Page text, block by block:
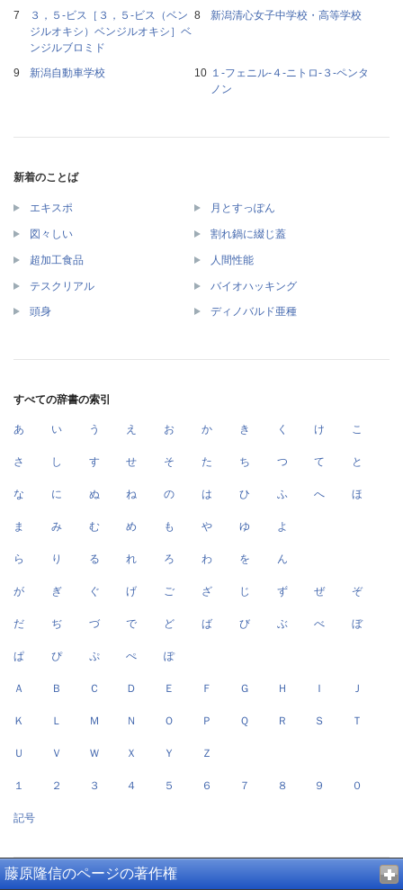
３，５‐ビス［３，５‐ビス（ベン
ジルオキシ）ベンジルオキシ］ベ
ンジルブロミド
新潟清心女子中学校・高等学校
新潟自動車学校
１‐フェニル‐４‐ニトロ‐３‐ペンタ
ノン
新着のことば
エキスポ 月とすっぽん
図々しい 割れ鍋に綴じ蓋
超加工食品 人間性能
テスクリアル バイオハッキング
頭身 ディノバルド亜種
すべての辞書の索引
あ い う え お か き く け こ
さ し す せ そ た ち つ て と
な に ぬ ね の は ひ ふ へ ほ
ま み む め も や ゆ よ
ら り る れ ろ わ を ん
が ぎ ぐ げ ご ざ じ ず ぜ ぞ
だ ぢ づ で ど ば び ぶ べ ぼ
ぱ ぴ ぷ ぺ ぽ
Ａ Ｂ Ｃ Ｄ Ｅ Ｆ Ｇ Ｈ Ｉ Ｊ
Ｋ Ｌ Ｍ Ｎ Ｏ Ｐ Ｑ Ｒ Ｓ Ｔ
Ｕ Ｖ Ｗ Ｘ Ｙ Ｚ
１ ２ ３ ４ ５ ６ ７ ８ ９ ０
記号
藤原隆信のページの著作権